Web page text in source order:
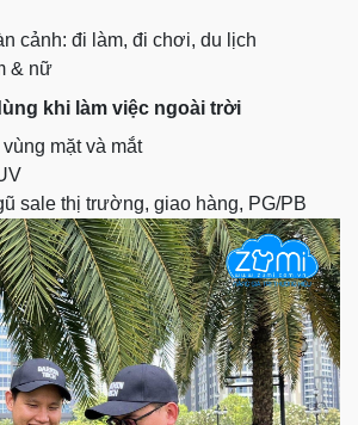
cảnh: đi làm, đi chơi, du lịch
& nữ
khi làm việc ngoài trời
mặt và mắt
sale thị trường, giao hàng, PG/PB